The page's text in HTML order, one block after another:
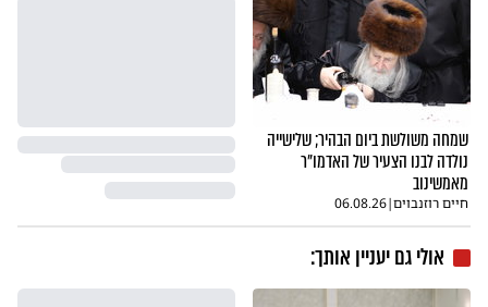
שמחה משולשת ביום הבהיר; שלישייה
נולדה לבנו הצעיר של האדמו"ר
מאמשינוב
חיים רוזנבוים|
06.08.26
אולי גם יעניין אותך: